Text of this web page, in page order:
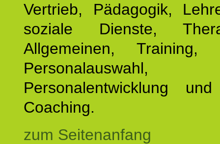
Vertrieb, Pädagogik,
soziale Dienste,
Allgemeinen, Training,
Personalauswahl,
Personalentwicklung
Coaching.
zum Seitenanfang